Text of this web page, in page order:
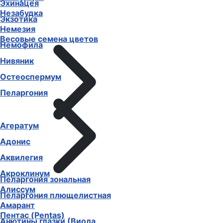
Незабудка
Немезия
Немофила
Нивяник
Остеоспермум
Пеларгония
Пеларгония зональная
Пеларгония плющелистная
Пентас (Pentas)
Эхинацея
Экзотика
Весовые семена цветов
Агератум
Адонис
Аквилегия
Акроклинум
Алиссум
Амарант
Анютины глазки (Виола